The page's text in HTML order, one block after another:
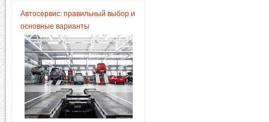
Автосервис: правильный выбор и
основные варианты